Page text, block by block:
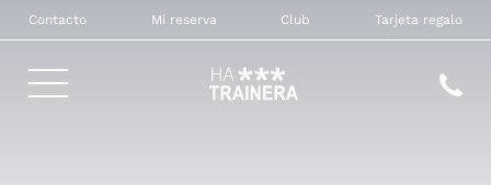
Contacto Mi reserva Club Tarjeta regalo